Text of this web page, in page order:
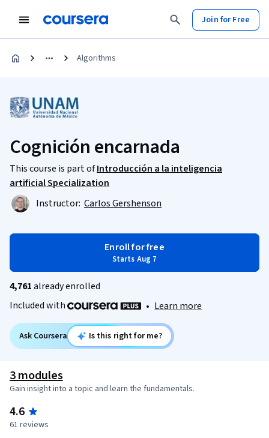
Join for Free
Algorithms
Cognición encarnada
This course is part ofIntroducción a la inteligencia
artificial Specialization
Instructor: Carlos Gershenson
Enroll for free
Starts Aug 7
4,761already enrolled
Included with
• Learn more
Ask Coursera Is this right for me?
3 modules
Gain insight into a topic and learn the fundamentals.
4.6
61 reviews